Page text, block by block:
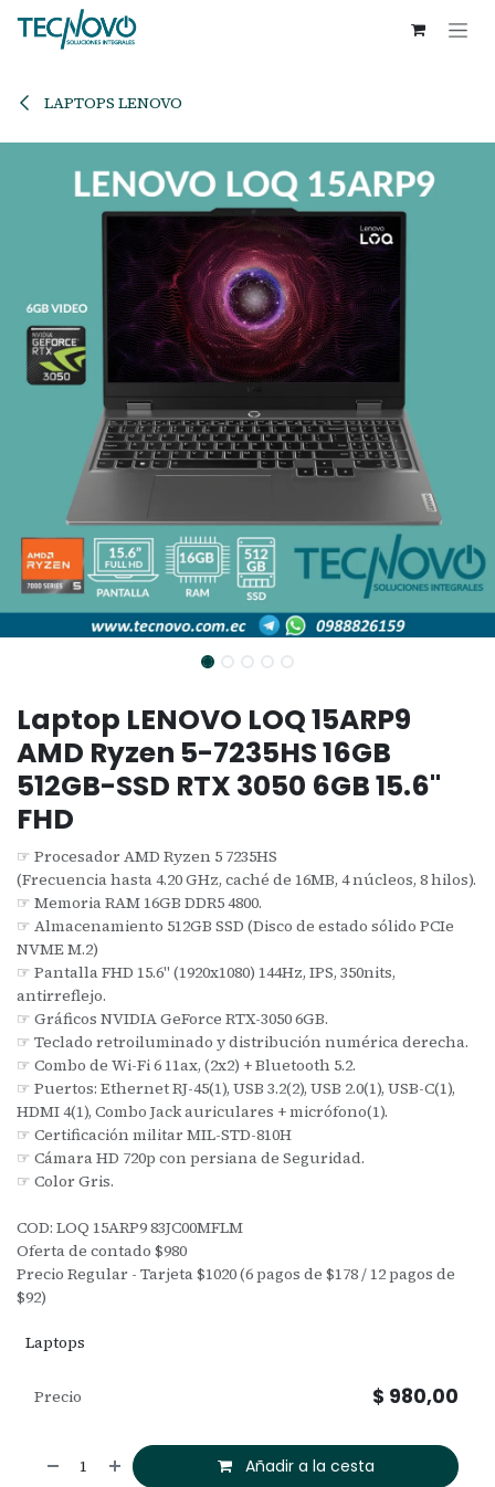
Ir al contenido
LAPTOPS LENOVO
Laptop LENOVO LOQ 15ARP9
AMD Ryzen 5-7235HS 16GB
512GB-SSD RTX 3050 6GB 15.6"
FHD
☞ Procesador AMD Ryzen 5 7235HS
(Frecuencia hasta 4.20 GHz, caché de 16MB, 4 núcleos, 8 hilos).
☞ Memoria RAM 16GB DDR5 4800.
☞ Almacenamiento 512GB SSD (Disco de estado sólido PCIe
NVME M.2)
☞ Pantalla FHD 15.6" (1920x1080) 144Hz, IPS, 350nits,
antirreflejo.
☞ Gráficos NVIDIA GeForce RTX-3050 6GB.
☞ Teclado retroiluminado y distribución numérica derecha.
☞ Combo de Wi-Fi 6 11ax, (2x2) + Bluetooth 5.2.
☞ Puertos: Ethernet RJ-45(1), USB 3.2(2), USB 2.0(1), USB-C(1),
HDMI 4(1), Combo Jack auriculares + micrófono(1).
☞ Certificación militar MIL-STD-810H
☞ Cámara HD 720p con persiana de Seguridad.
☞ Color Gris.
COD: LOQ 15ARP9 83JC00MFLM
Oferta de contado $980
Precio Regular - Tarjeta $1020 (6 pagos de $178 / 12 pagos de
$92)
Laptops
Añadir a la cesta
Precio $ 980,00